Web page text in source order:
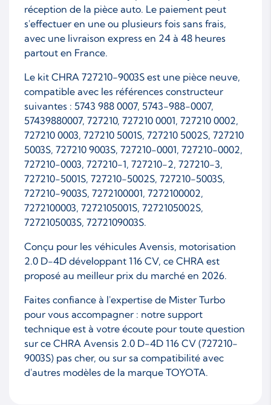
réception de la pièce auto. Le paiement peut
s'effectuer en une ou plusieurs fois sans frais,
avec une livraison express en 24 à 48 heures
partout en France.
Le kit CHRA 727210-9003S est une pièce neuve,
compatible avec les références constructeur
suivantes : 5743 988 0007, 5743-988-0007,
57439880007, 727210, 727210 0001, 727210 0002,
727210 0003, 727210 5001S, 727210 5002S, 727210
5003S, 727210 9003S, 727210-0001, 727210-0002,
727210-0003, 727210-1, 727210-2, 727210-3,
727210-5001S, 727210-5002S, 727210-5003S,
727210-9003S, 7272100001, 7272100002,
7272100003, 7272105001S, 7272105002S,
7272105003S, 7272109003S.
Conçu pour les véhicules Avensis, motorisation
2.0 D-4D développant 116 CV, ce CHRA est
proposé au meilleur prix du marché en 2026.
Faites confiance à l'expertise de Mister Turbo
pour vous accompagner : notre support
technique est à votre écoute pour toute question
sur ce CHRA Avensis 2.0 D-4D 116 CV (727210-
9003S) pas cher, ou sur sa compatibilité avec
d'autres modèles de la marque TOYOTA.